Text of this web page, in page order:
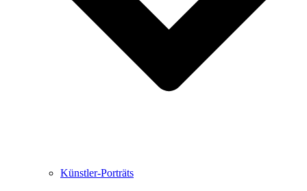
Künstler-Porträts